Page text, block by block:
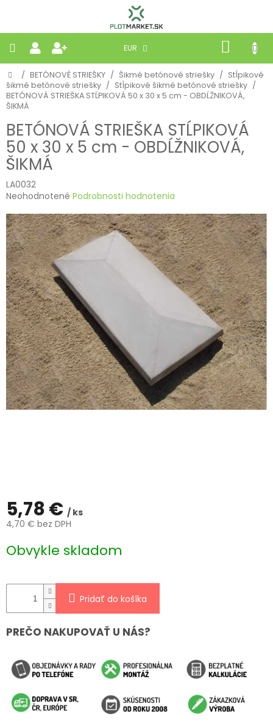
EUR
KOŠÍK
PLETIVÁ
PANELY
BRÁNY
BETÓNOVÉ
STRIEŠKY
ČLÁNKY
Kalkulácia
zdarma
Kontakty
Mena
(EUR)
Prihlásenie
Domov
/ BETÓNOVÉ STRIEŠKY / Šikmé betónové striešky / Stĺpikové
šikmé betónové striešky / Stĺpikové šikmé betónové striešky /
BETÓNOVÁ STRIEŠKA STĹPIKOVÁ 50 x 30 x 5 cm - OBDĹŽNIKOVÁ,
ŠIKMÁ
BETÓNOVÁ STRIEŠKA STĹPIKOVÁ
50 x 30 x 5 cm - OBDĹŽNIKOVÁ,
ŠIKMÁ
LA0032
Priemerné
produktu
je
0,0
z
5
hviezdičiek.
Neohodnotené Podrobnosti hodnotenia
5,78 € / ks
4,70 € bez DPH
cena:
Obvykle skladom
Pridať do košíka
PREČO NAKUPOVAŤ U NÁS?